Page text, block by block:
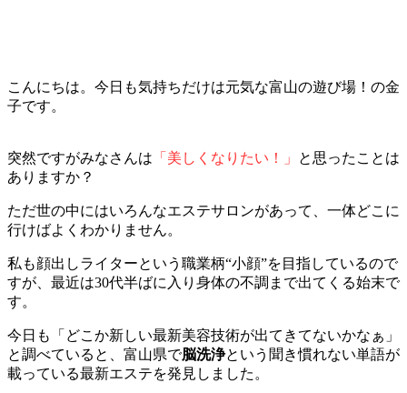
こんにちは。今日も気持ちだけは元気な富山の遊び場！の金
子です。
突然ですがみなさんは 「美しくなりたい！」
と思ったことは
ありますか？
ただ世の中にはいろんなエステサロンがあって、一体どこに
行けばよくわかりません。
私も顔出しライターという職業柄“小顔”を目指しているので
すが、最近は30代半ばに入り身体の不調まで出てくる始末で
す。
今日も「どこか新しい最新美容技術が出てきてないかなぁ」
と調べていると、富山県で脳洗浄という聞き慣れない単語が
載っている最新エステを発見しました。